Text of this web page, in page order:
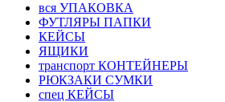
вся УПАКОВКА
ФУТЛЯРЫ ПАПКИ
КЕЙСЫ
ЯЩИКИ
транспорт КОНТЕЙНЕРЫ
РЮКЗАКИ СУМКИ
спец КЕЙСЫ